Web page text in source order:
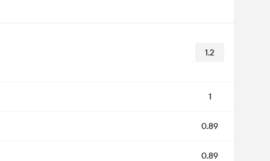
1.2
1
0.89
0.89